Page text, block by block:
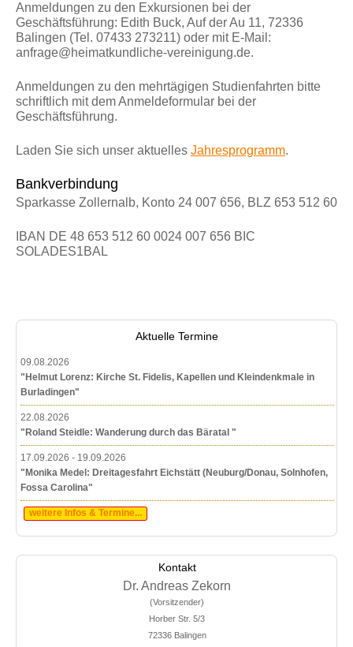
Anmeldungen zu den Exkursionen bei der
Geschäftsführung: Edith Buck, Auf der Au 11, 72336
Balingen (Tel. 07433 273211) oder mit E-Mail:
anfrage@heimatkundliche-vereinigung.de.
Anmeldungen zu den mehrtägigen Studienfahrten bitte
schriftlich mit dem Anmeldeformular bei der
Geschäftsführung.
Laden Sie sich unser aktuelles Jahresprogramm.
Bankverbindung
Sparkasse Zollernalb, Konto 24 007 656, BLZ 653 512 60
IBAN DE 48 653 512 60 0024 007 656 BIC
SOLADES1BAL
Aktuelle Termine
09.08.2026
"Helmut Lorenz: Kirche St. Fidelis, Kapellen und Kleindenkmale in
Burladingen"
22.08.2026
"Roland Steidle: Wanderung durch das Bäratal "
17.09.2026 - 19.09.2026
"Monika Medel: Dreitagesfahrt Eichstätt (Neuburg/Donau, Solnhofen,
Fossa Carolina"
weitere Infos & Termine...
Kontakt
Dr. Andreas Zekorn
(Vorsitzender)
Horber Str. 5/3
72336 Balingen